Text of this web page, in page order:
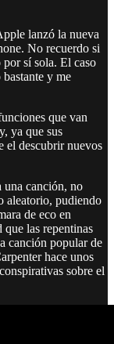
lanzó la nueva
No recuerdo si
sí sola. El caso
y me
que van
ya que sus
el descubrir nuevos
una canción, no
aleatorio, pudiendo
de eco en
las repentinas
canción popular de
hace unos
sobre el